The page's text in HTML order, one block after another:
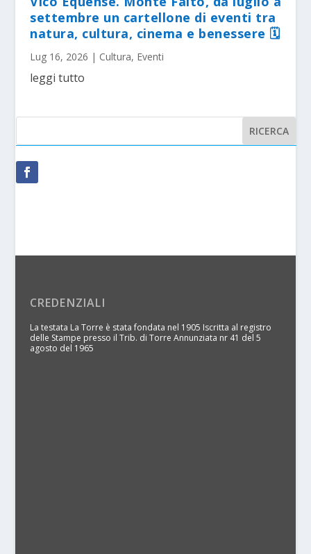
settembre un cartellone di eventi tra
natura, cultura, cinema e benessere 🗓
Lug 16, 2026 | Cultura, Eventi
leggi tutto
CREDENZIALI
La testata La Torre è stata fondata nel 1905 Iscritta al registro
delle Stampe presso il Trib. di Torre Annunziata nr 41 del 5
agosto del 1965